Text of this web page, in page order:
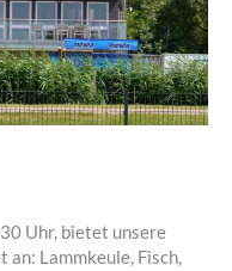
Uhr, bietet unsere
Lammkeule, Fisch,